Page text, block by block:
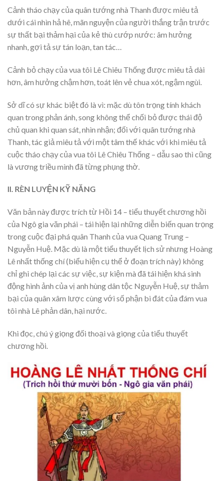
Cảnh tháo chạy của quân tướng nhà Thanh được miêu tả
dưới cái nhìn hả hê, mãn nguyện của người thắng trận trước
sự thất bại thảm hại của kẻ thù cướp nước: âm hưởng
nhanh, gợi tả sự tán loạn, tan tác…
Cảnh bỏ chạy của vua tôi Lê Chiêu Thống được miêu tả dài
hơn, âm hưởng chậm hơn, toát lên vẻ chua xót, ngậm ngùi.
Sở dĩ có sự khác biệt đó là vì: mặc dù tôn trọng tính khách
quan trong phản ánh, song không thể chối bỏ được thái độ
chủ quan khi quan sát, nhìn nhận; đối với quân tướng nhà
Thanh, tác giả miêu tả với một tâm thế khác với khi miêu tả
cuộc tháo chạy của vua tôi Lê Chiêu Thống – dẫu sao thì cũng
là vương triều mình đã từng phụng thờ.
II. RÈN LUYỆN KỸ NĂNG
Văn bản này được trích từ Hồi 14 – tiểu thuyết chương hồi
của Ngô gia văn phái – tái hiện lại những diễn biến quan trọng
trong cuộc đại phá quân Thanh của vua Quang Trung –
Nguyễn Huệ. Mặc dù là một tiểu thuyết lịch sử nhưng Hoàng
Lê nhất thống chí (biểu hiện cụ thể ở đoạn trích này) không
chỉ ghi chép lại các sự việc, sự kiện mà đã tái hiện khá sinh
động hình ảnh của vị anh hùng dân tộc Nguyễn Huệ, sự thảm
bại của quân xâm lược cùng với số phận bi đát của đám vua
tôi nhà Lê phản dân, hại nước.
Khi đọc, chú ý giọng đối thoại và giọng của tiểu thuyết
chương hồi.